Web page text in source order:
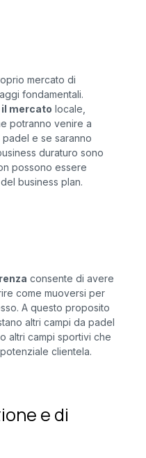
mercato di
fondamentali.
mercato locale,
potranno venire a
e se saranno
duraturo sono
possono essere
business plan.
consente di avere
come muoversi per
A questo proposito
altri campi da padel
altri campi sportivi che
clientela.
e di